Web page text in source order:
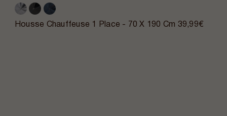
Housse Chauffeuse 1 Place - 70 X 190 Cm 39,99€